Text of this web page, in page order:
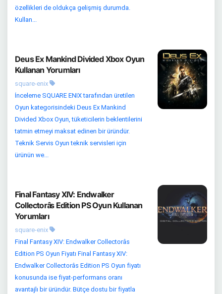
özellikleri de oldukça gelişmiş durumda.
Kullan...
Deus Ex Mankind Divided Xbox Oyun
Kullanan Yorumları
square-enix
İnceleme SQUARE ENIX tarafından üretilen
Oyun kategorisindeki Deus Ex Mankind
Divided Xbox Oyun, tüketicilerin beklentilerini
tatmin etmeyi maksat edinen bir üründür.
Teknik Servis Oyun teknik servisleri için
ürünün we...
Final Fantasy XIV: Endwalker
Collectorâs Edition PS Oyun Kullanan
Yorumları
square-enix
Final Fantasy XIV: Endwalker Collectorâs
Edition PS Oyun Fiyatı Final Fantasy XIV:
Endwalker Collectorâs Edition PS Oyun fiyatı
konusunda ise fiyat-performans oranı
avantajlı bir üründür. Bütçe dostu bir fiyatla